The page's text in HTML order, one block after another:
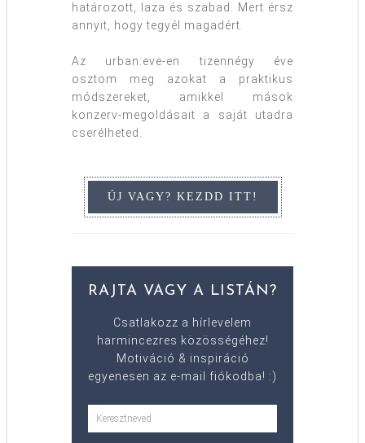
határozott, laza és szabad. Mert érsz
annyit, hogy tegyél magadért.
Az urban:eve-en tizennégy éve
osztom meg azokat a praktikus
módszereket, amikkel mások
konzerv-megoldásait a saját utadra
cserélheted.
RAJTA VAGY A LISTÁN?
Csatlakozz a hírlevelem
harmincezres közösségéhez!
Motiváció & inspiráció
egyenesen az e-mail fiókodba! :)